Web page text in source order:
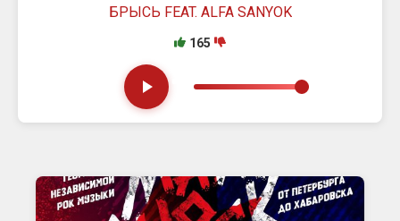
БРЫСЬ FEAT. ALFA SANYOK
165